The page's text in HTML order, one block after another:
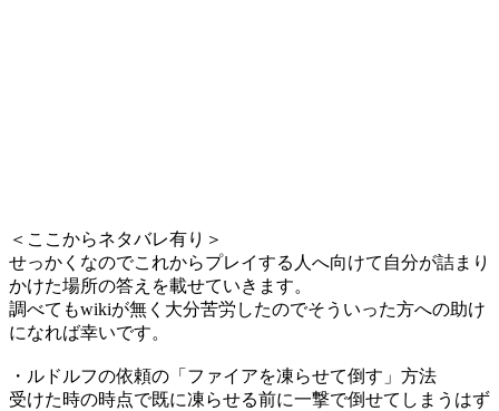
＜ここからネタバレ有り＞
せっかくなのでこれからプレイする人へ向けて自分が詰まり
かけた場所の答えを載せていきます。
調べてもwikiが無く大分苦労したのでそういった方への助け
になれば幸いです。
・ルドルフの依頼の「ファイアを凍らせて倒す」方法
受けた時の時点で既に凍らせる前に一撃で倒せてしまうはず